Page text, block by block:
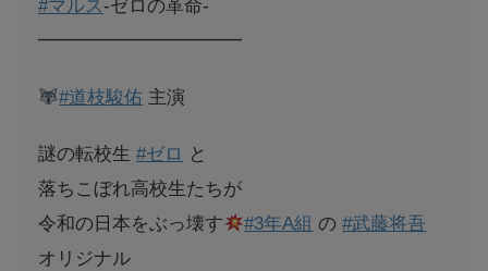
#マルス-ゼロの革命-
━━━━━━━━━━━
#道枝駿佑 主演
謎の転校生 #ゼロ と
落ちこぼれ高校生たちが
令和の日本をぶっ壊す
#3年A組 の#武藤将吾
オリジナル